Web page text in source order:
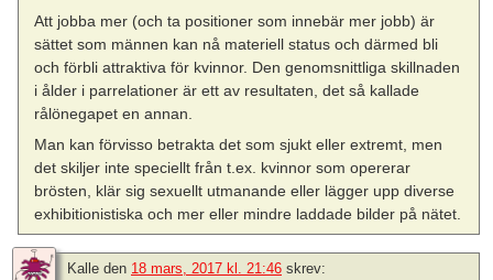
Att jobba mer (och ta positioner som innebär mer jobb) är
sättet som männen kan nå materiell status och därmed bli
och förbli attraktiva för kvinnor. Den genomsnittliga skillnaden
i ålder i parrelationer är ett av resultaten, det så kallade
rålönegapet en annan.
Man kan förvisso betrakta det som sjukt eller extremt, men
det skiljer inte speciellt från t.ex. kvinnor som opererar
brösten, klär sig sexuellt utmanande eller lägger upp diverse
exhibitionistiska och mer eller mindre laddade bilder på nätet.
Kalle den 18 mars, 2017 kl. 21:46 skrev: